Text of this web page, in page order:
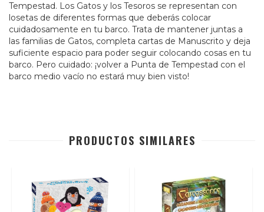
Tempestad. Los Gatos y los Tesoros se representan con
losetas de diferentes formas que deberás colocar
cuidadosamente en tu barco. Trata de mantener juntas a
las familias de Gatos, completa cartas de Manuscrito y deja
suficiente espacio para poder seguir colocando cosas en tu
barco. Pero cuidado: ¡volver a Punta de Tempestad con el
barco medio vacío no estará muy bien visto!
PRODUCTOS SIMILARES